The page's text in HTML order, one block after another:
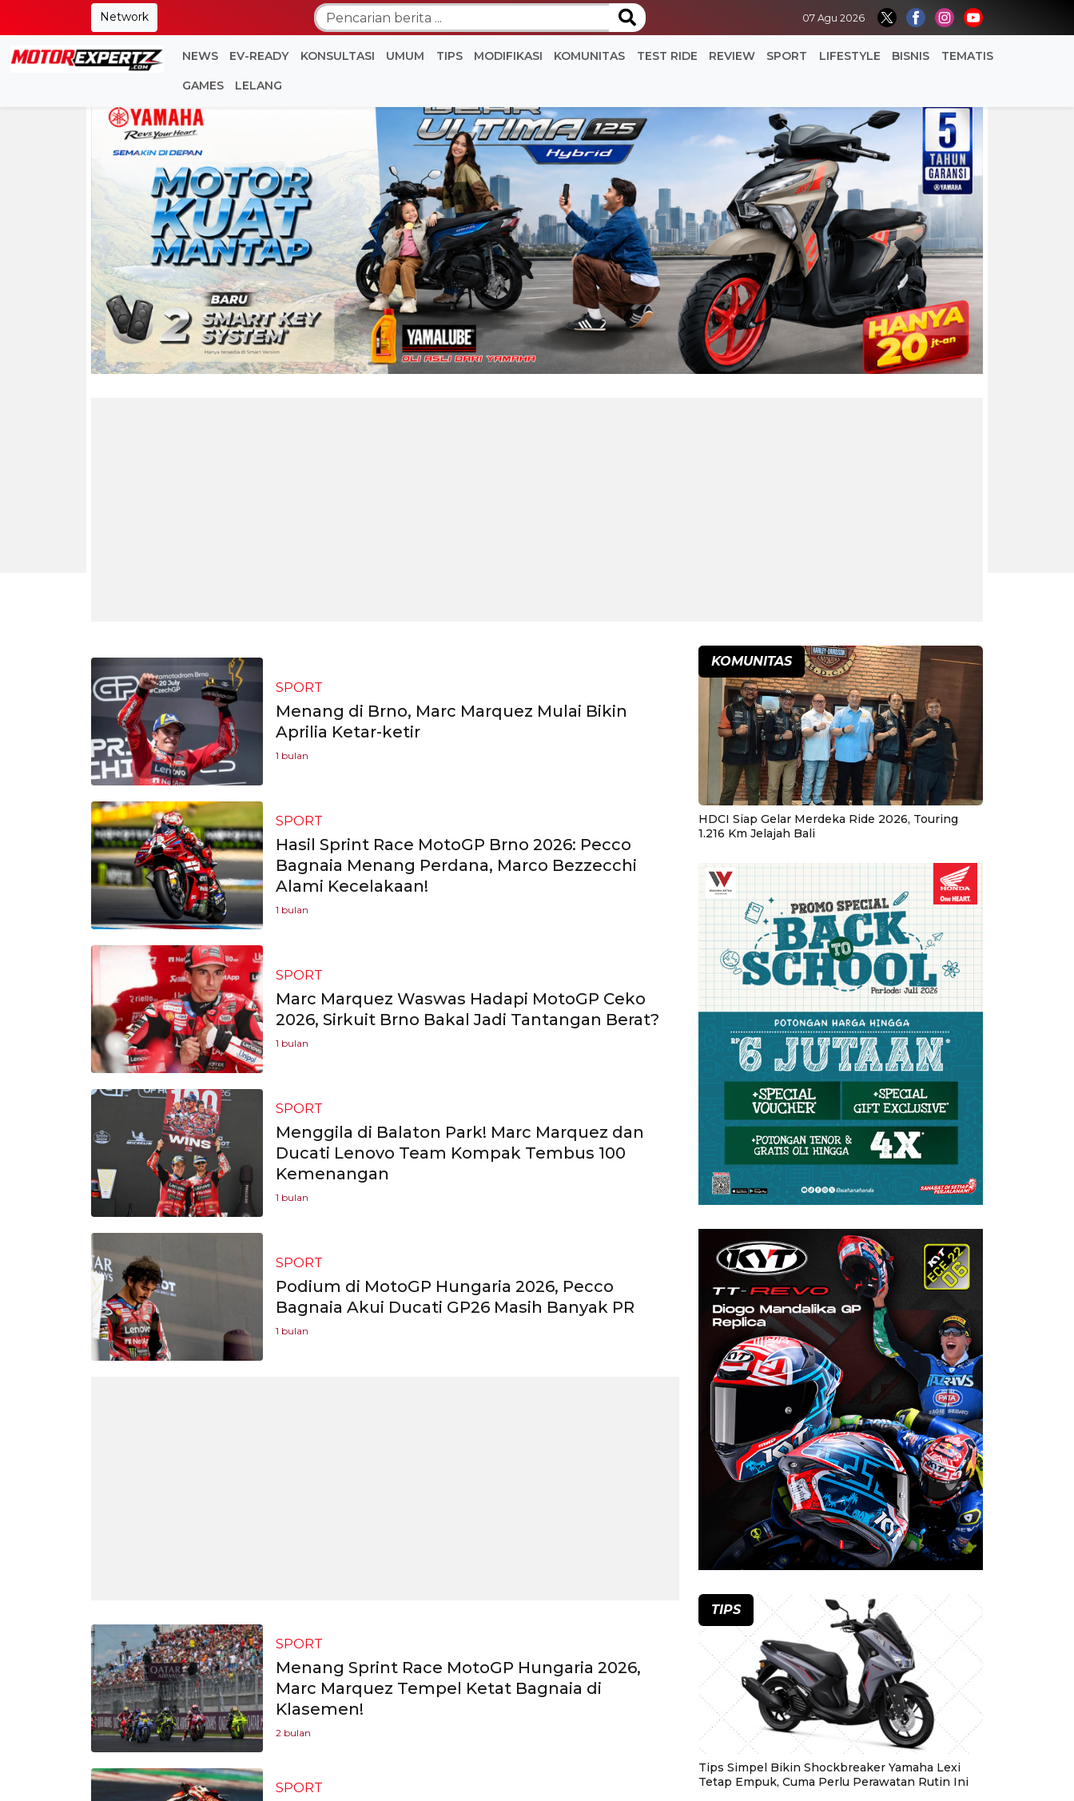
Network 07 Agu 2026
NEWS EV-READY KONSULTASI UMUM TIPS MODIFIKASI KOMUNITAS TEST RIDE REVIEW SPORT LIFESTYLE BISNIS TEMATIS
GAMES LELANG
SPORT
Menang di Brno, Marc Marquez Mulai Bikin
Aprilia Ketar-ketir
1 bulan
SPORT
Hasil Sprint Race MotoGP Brno 2026: Pecco
Bagnaia Menang Perdana, Marco Bezzecchi
Alami Kecelakaan!
1 bulan
SPORT
Marc Marquez Waswas Hadapi MotoGP Ceko
2026, Sirkuit Brno Bakal Jadi Tantangan Berat?
1 bulan
SPORT
Menggila di Balaton Park! Marc Marquez dan
Ducati Lenovo Team Kompak Tembus 100
Kemenangan
1 bulan
SPORT
Podium di MotoGP Hungaria 2026, Pecco
Bagnaia Akui Ducati GP26 Masih Banyak PR
1 bulan
SPORT
Menang Sprint Race MotoGP Hungaria 2026,
Marc Marquez Tempel Ketat Bagnaia di
Klasemen!
2 bulan
SPORT
KOMUNITAS
HDCI Siap Gelar Merdeka Ride 2026, Touring
1.216 Km Jelajah Bali
TIPS
Tips Simpel Bikin Shockbreaker Yamaha Lexi
Tetap Empuk, Cuma Perlu Perawatan Rutin Ini